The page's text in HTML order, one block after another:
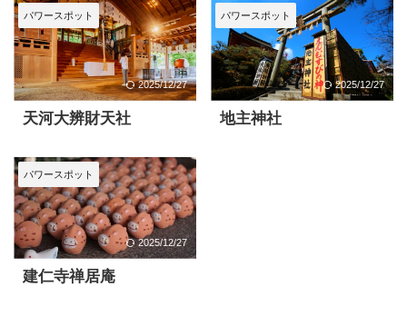
パワースポット
2025/12/27
天河大辨財天社
パワースポット
2025/12/27
地主神社
パワースポット
2025/12/27
建仁寺禅居庵